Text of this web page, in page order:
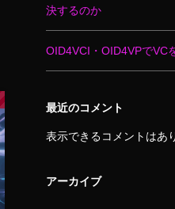
決するのか
OID4VCI・OID4VPでVC
最近のコメント
表示できるコメントはあ
アーカイブ